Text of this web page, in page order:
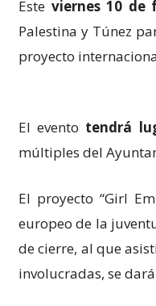
Este viernes 10 de
Palestina y Túnez
proyecto
El evento tendrá
múltiples del
El proyecto “Girl
europeo de la
de cierre, al que
involucradas, se